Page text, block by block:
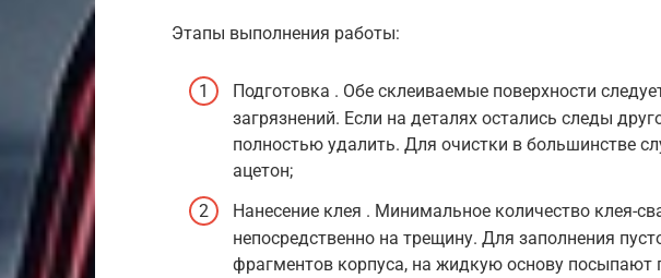
Этапы выполнения работы:
Подготовка . Обе склеиваемые поверхности
загрязнений. Если на деталях остались следы
полностью удалить. Для очистки в большинстве
ацетон;
Нанесение клея . Минимальное количество клея-
непосредственно на трещину. Для заполнения
фрагментов корпуса, на жидкую основу